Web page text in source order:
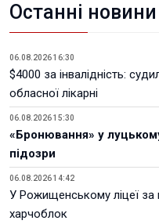
Останні новини
06.08.2026 16:30
$4000 за інвалідність:
обласної лікарні
06.08.2026 15:30
«Бронювання» у
підозри
06.08.2026 14:42
У Рожищенському ліцеї
харчоблок